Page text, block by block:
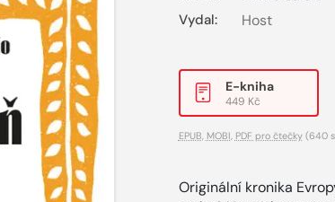
Vydal: Host
E-kniha
449 Kč
EPUB MOBI PDF pro čtečky(640
Originální kronika